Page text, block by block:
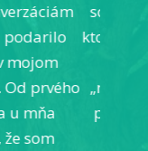
prvého
schopnosť
ktorý vám
posunúť.